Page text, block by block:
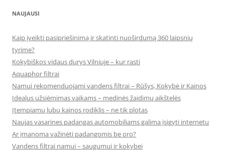
NAUJAUSI
Kaip įveikti pasipriešinimą ir skatinti nuoširdumą 360 laipsnių
tyrime?
Kokybiškos vidaus durys Vilniuje – kur rasti
Aquaphor filtrai
Namui rekomenduojami vandens filtrai – Rūšys, Kokybė ir Kainos
Idealus užsiėmimas vaikams – medinės žaidimų aikštelės
Įtempiamų lubų kainos rodiklis – ne tik plotas
Naujas vasarines padangas automobiliams galima įsigyti internetu
Ar įmanoma važinėti padangomis be oro?
Vandens filtrai namui – saugumui ir kokybei